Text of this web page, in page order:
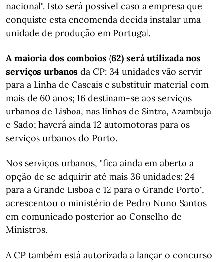
nacional". Isto será possível caso a empresa que
conquiste esta encomenda decida instalar uma
unidade de produção em Portugal.
A maioria dos comboios (62) será utilizada nos
serviços urbanos da CP: 34 unidades vão servir
para a Linha de Cascais e substituir material com
mais de 60 anos; 16 destinam-se aos serviços
urbanos de Lisboa, nas linhas de Sintra, Azambuja
e Sado; haverá ainda 12 automotoras para os
serviços urbanos do Porto.
Nos serviços urbanos, "fica ainda em aberto a
opção de se adquirir até mais 36 unidades: 24
para a Grande Lisboa e 12 para o Grande Porto",
acrescentou o ministério de Pedro Nuno Santos
em comunicado posterior ao Conselho de
Ministros.
A CP também está autorizada a lançar o concurso